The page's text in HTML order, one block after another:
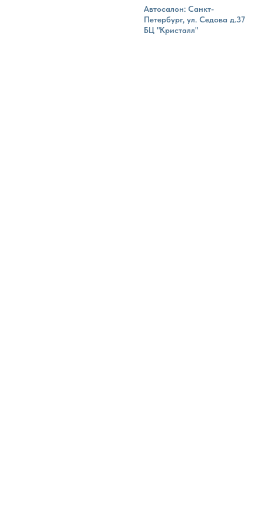
Автосалон: Санкт-
Петербург, ул. Седова д.37
БЦ "Кристалл"